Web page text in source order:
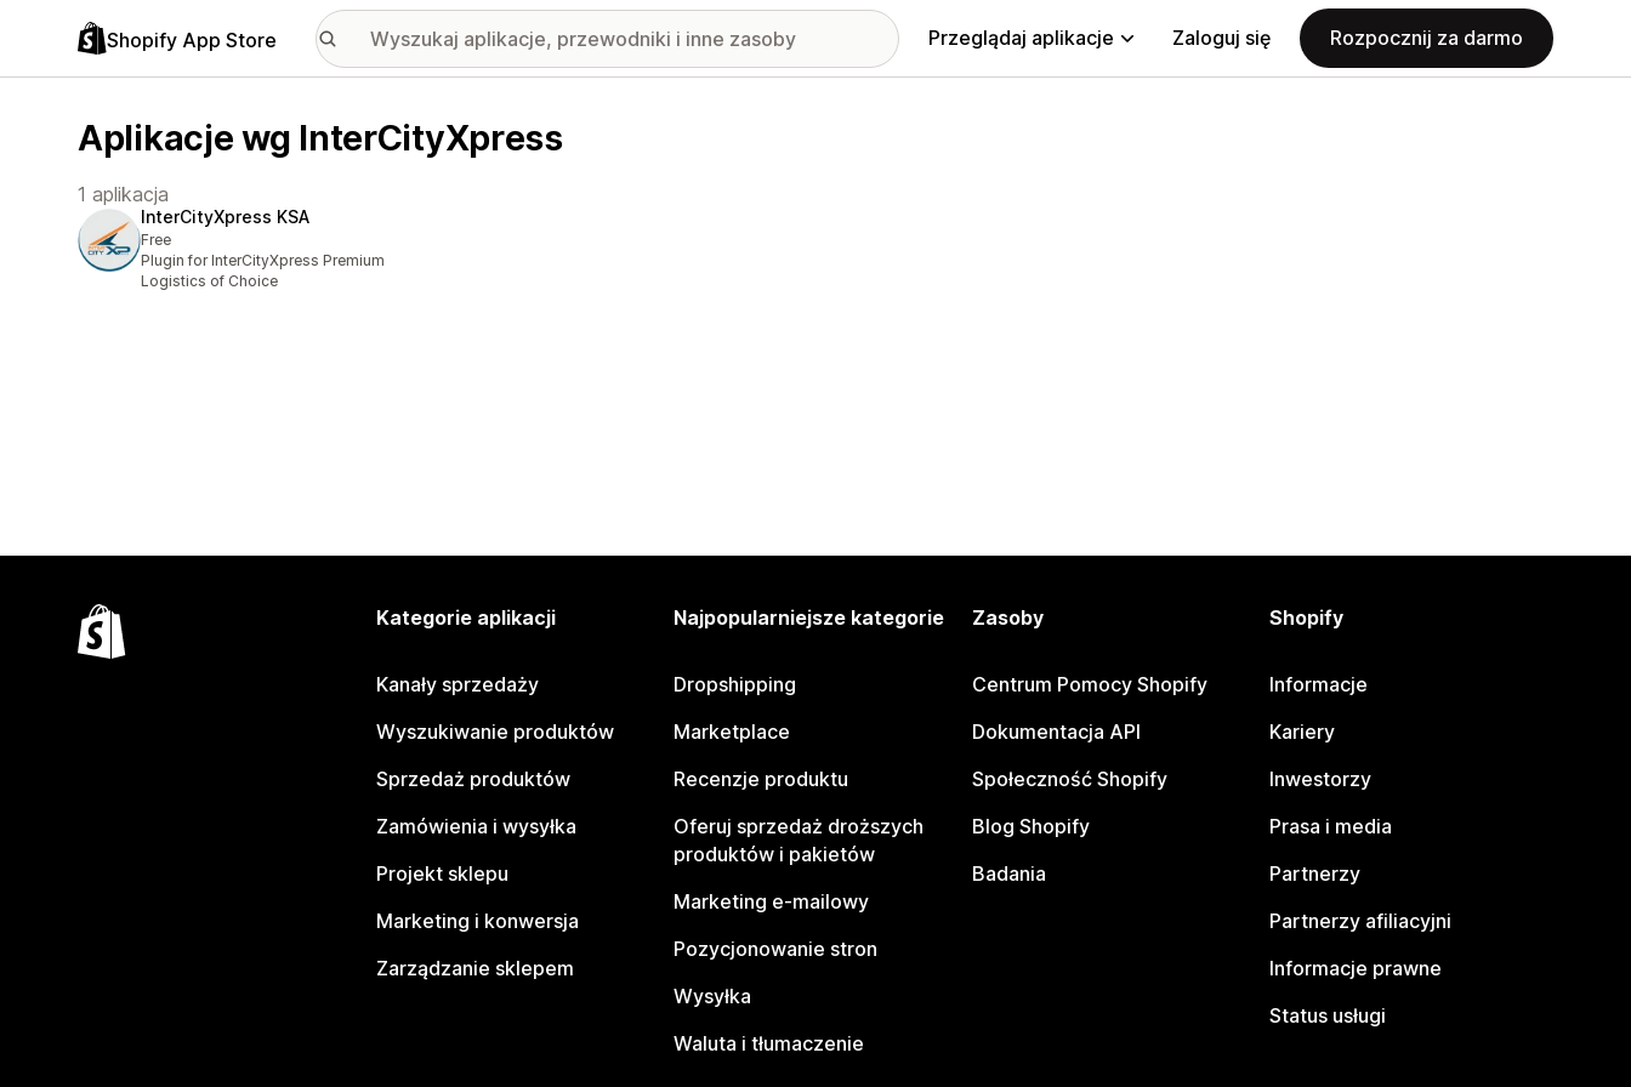
Shopify App Store Przeglądaj aplikacje Zaloguj się Rozpocznij za darmo
Aplikacje wg InterCityXpress
1 aplikacja
InterCityXpress KSA
Free
Plugin for InterCityXpress Premium
Logistics of Choice
Kategorie aplikacji
Kanały sprzedaży
Wyszukiwanie produktów
Sprzedaż produktów
Zamówienia i wysyłka
Projekt sklepu
Marketing i konwersja
Zarządzanie sklepem
Najpopularniejsze kategorie
Dropshipping
Marketplace
Recenzje produktu
Oferuj sprzedaż droższych
produktów i pakietów
Marketing e-mailowy
Pozycjonowanie stron
Wysyłka
Waluta i tłumaczenie
Zasoby
Centrum Pomocy Shopify
Dokumentacja API
Społeczność Shopify
Blog Shopify
Badania
Shopify
Informacje
Kariery
Inwestorzy
Prasa i media
Partnerzy
Partnerzy afiliacyjni
Informacje prawne
Status usługi